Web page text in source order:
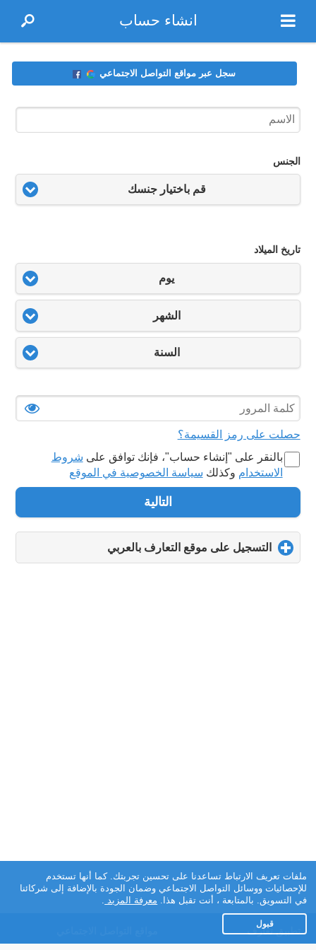
انشاء حساب
سجل عبر مواقع التواصل الاجتماعي
الجنس
قم باختيار جنسك
تاريخ الميلاد
يوم
الشهر
السنة
حصلت على رمز القسيمة؟
بالنقر على "‏إنشاء حساب‏"، فإنك توافق على شروط
الاستخدام وكذلك سياسة الخصوصية في الموقع
التالية
التسجيل على موقع التعارف بالعربي
to
تطبيق تعارف
ملفات تعريف الارتباط تساعدنا على تحسين تجربتك. كما أنها تستخدم
للإحصائيات ووسائل التواصل الاجتماعي وضمان الجودة بالإضافة إلى شركائنا
في التسويق. بالمتابعة ، أنت تقبل هذا. معرفة المزيد .
قبول